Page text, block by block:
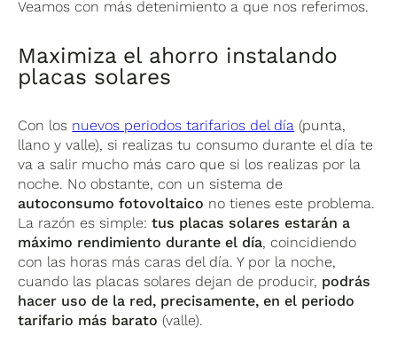
Veamos con más detenimiento a que nos referimos.
Maximiza el ahorro instalando
placas solares
Con los nuevos periodos tarifarios del día (punta,
llano y valle), si realizas tu consumo durante el día te
va a salir mucho más caro que si los realizas por la
noche. No obstante, con un sistema de
autoconsumo fotovoltaico no tienes este problema.
La razón es simple:tus placas solares estarán a
máximo rendimiento durante el día, coincidiendo
con las horas más caras del día. Y por la noche,
cuando las placas solares dejan de producir, podrás
hacer uso de la red, precisamente, en el periodo
tarifario más barato (valle).